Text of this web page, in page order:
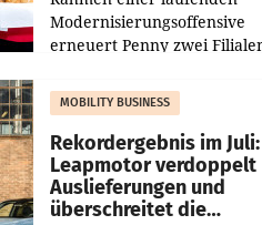
Modernisierungsoffensive
erneuert Penny zwei
Die beiden Standorte liegen
Haag sowie im rund
MOBILITY BUSINESS
Rekordergebnis im Juli:
Leapmotor verdoppelt
Auslieferungen und
überschreitet die